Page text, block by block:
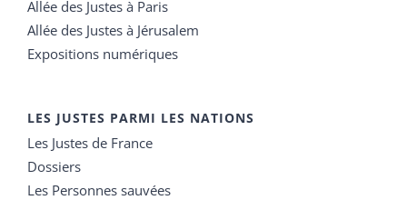
Allée des Justes à Paris
Allée des Justes à Jérusalem
Expositions numériques
LES JUSTES PARMI LES NATIONS
Les Justes de France
Dossiers
Les Personnes sauvées